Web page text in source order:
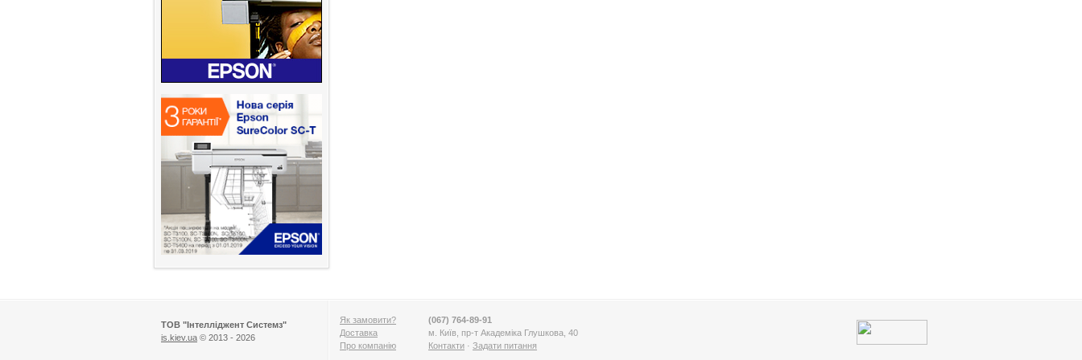
ТОВ "Інтелліджент Системз"
is.kiev.ua © 2013 - 2026
Як замовити?
Доставка
Про компанію
(067) 764-89-91
м. Київ, пр-т Академіка Глушкова, 40
Контакти · Задати питання